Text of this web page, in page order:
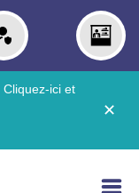
Cliquez-ici et
✕